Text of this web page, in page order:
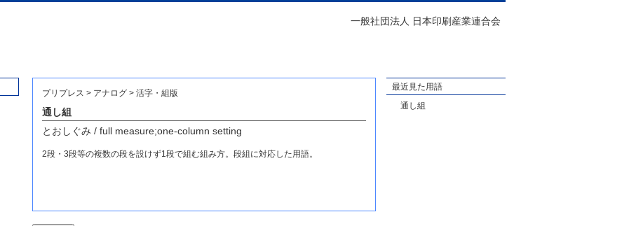
一般社団法人 日本印刷産業連合会
プリプレス > アナログ > 活字・組版
通し組
とおしぐみ / full measure;one-column setting
2段・3段等の複数の段を設けず1段で組む組み方。段組に対応した用語。
最近見た用語
通し組